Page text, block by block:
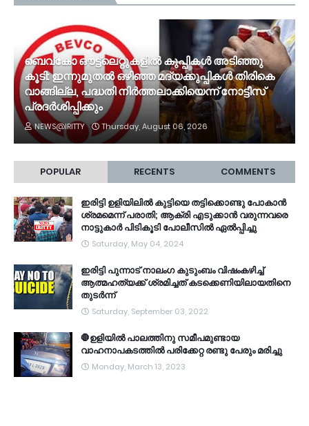
ബെവ്‌കോ ഔട്ട്‌ലെറ്റുകളില്‍ കുപ്പികള്‍ അടിഞ്ഞു
കൂടി: ഇന്നുമുതല്‍ ഒഴിഞ്ഞ മദ്യക്കുപ്പികള്‍ തിരികെ
വാങ്ങില്ല, പദ്ധതി നിര്‍ത്തലാക്കിയെന്ന് നോട്ടീസ്
പ്രദര്‍ശിപ്പിക്കും
NEWS@IRITTY Thursday, August 06, 2026
POPULAR RECENTS COMMENTS
ഇരിട്ടി ഉളിയിലിൽ കുട്ടിയെ തട്ടിക്കൊണ്ടു പോകാൻ
ശ്രമമെന്ന് പരാതി; ആക്രി എടുക്കാൻ വരുന്നവരെ
നാട്ടുകാർ പിടികൂടി പോലീസിൽ ഏൽപ്പിച്ചു
Saturday, May 04, 2024
ഇരിട്ടി പുന്നാട് നാലംഗ കുടുംബം വിഷംകഴിച്ച്‌
ആത്മഹത്യക്ക് ശ്രമിച്ചത് കടക്കെണിയിലായതിനെ
തുടർന്ന്
Saturday, September 03, 2022
🛑ഉളിയിൽ പാലത്തിനു സമീപമുണ്ടായ
വാഹനാപകടത്തിൽ പരിക്കേറ്റ രണ്ടു പേരും മരിച്ചു
Monday, March 13, 2023